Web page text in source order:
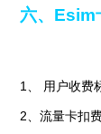
六、Esim
1、 用户收费
2、流量卡扣